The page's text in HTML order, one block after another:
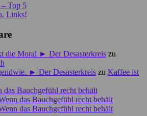
Top 5
Links!
die Moral ► Der Desasterkreis zu
► Der Desasterkreis zu Kaffee ist
das Bauchgefühl recht behält
das Bauchgefühl recht behält
das Bauchgefühl recht behält